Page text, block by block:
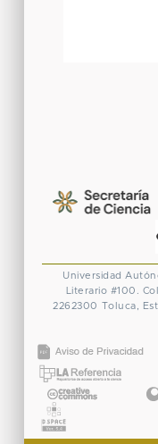
Universidad
Literario #100.
2262300 Toluca,